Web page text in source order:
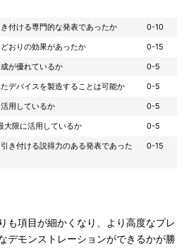
付ける専門的な発表であったか
0-10
おりの効果があったか
0-15
が優れているか
0-5
デバイスを製造することは可能か
0-5
用しているか
0-5
限に活用しているか
0-5
き付ける説得力のある発表であった
0-15
も項目が細かくなり、より高度なプレ
デモンストレーションができるかが勝